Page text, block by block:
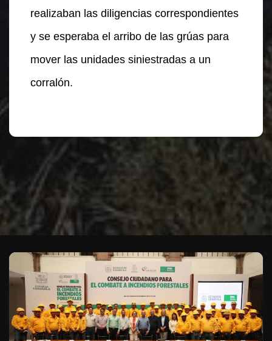
realizaban las diligencias correspondientes
y se esperaba el arribo de las grúas para
mover las unidades siniestradas a un
corralón.
Te puede interesar